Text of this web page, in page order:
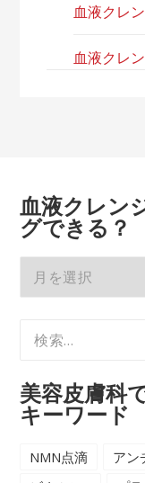
血液クレ
血液クレ
血液クレン
グできる？
ジ
ン
グ
で
ア
索:
美容皮膚科
キーワード
NMN点滴 アン